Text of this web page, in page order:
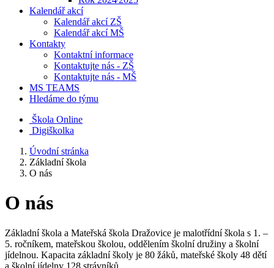
Kalendář akcí
Kalendář akcí ZŠ
Kalendář akcí MŠ
Kontakty
Kontaktní informace
Kontaktujte nás - ZŠ
Kontaktujte nás - MŠ
MS TEAMS
Hledáme do týmu
Škola Online
Digiškolka
Úvodní stránka
Základní škola
O nás
O nás
Základní škola a Mateřská škola Dražovice je malotřídní škola s 1. –
5. ročníkem, mateřskou školou, oddělením školní družiny a školní
jídelnou. Kapacita základní školy je 80 žáků, mateřské školy 48 dětí
a školní jídelny 128 strávníků.